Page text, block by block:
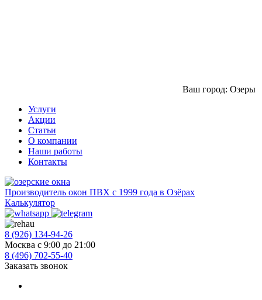
Ваш город: Озеры
Услуги
Акции
Статьи
О компании
Наши работы
Контакты
Производитель окон ПВХ с 1999 года в Озёрах
Калькулятор
8 (926) 134-94-26
Москва с 9:00 до 21:00
8 (496) 702-55-40
Заказать звонок